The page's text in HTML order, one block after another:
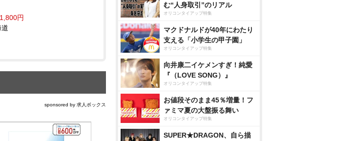
円
sponsored by 求人ボックス
む“人身取引”のリアル
オリコンタイアップ特集
マクドナルドが40年にわたり
支える「小学生の甲子園」
オリコンタイアップ特集
向井康二イケメンすぎ！純愛
『（LOVE SONG）』
オリコンタイアップ特集
お値段そのまま45％増量！フ
ァミマ夏の大盤振る舞い
オリコンタイアップ特集
SUPER★DRAGON、自ら描